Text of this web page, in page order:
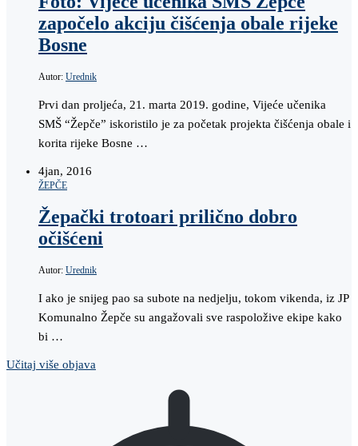
započelo akciju čišćenja obale rijeke
Bosne
Autor: Urednik
Prvi dan proljeća, 21. marta 2019. godine, Vijeće učenika
SMŠ “Žepče” iskoristilo je za početak projekta čišćenja obale i
korita rijeke Bosne …
4jan, 2016
ŽEPČE
Žepački trotoari prilično dobro
očišćeni
Autor: Urednik
I ako je snijeg pao sa subote na nedjelju, tokom vikenda, iz JP
Komunalno Žepče su angažovali sve raspoložive ekipe kako
bi …
Učitaj više objava